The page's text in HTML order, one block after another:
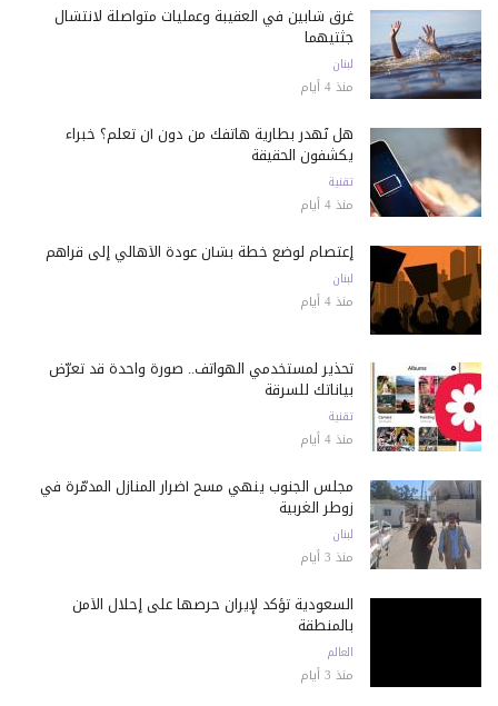
غرق شابين في العقيبة وعمليات متواصلة لانتشال
جثتيهما
لبنان
منذ 4 أيام
هل تُهدر بطارية هاتفك من دون أن تعلم؟ خبراء
يكشفون الحقيقة
تقنية
منذ 4 أيام
إعتصام لوضع خطة بشأن عودة الأهالي إلى قراهم
لبنان
منذ 4 أيام
تحذير لمستخدمي الهواتف.. صورة واحدة قد تعرّض
بياناتك للسرقة
تقنية
منذ 4 أيام
مجلس الجنوب ينهي مسح أضرار المنازل المدمّرة في
زوطر الغربية
لبنان
منذ 3 أيام
السعودية تؤكد لإيران حرصها على إحلال الأمن
بالمنطقة
العالم
منذ 3 أيام